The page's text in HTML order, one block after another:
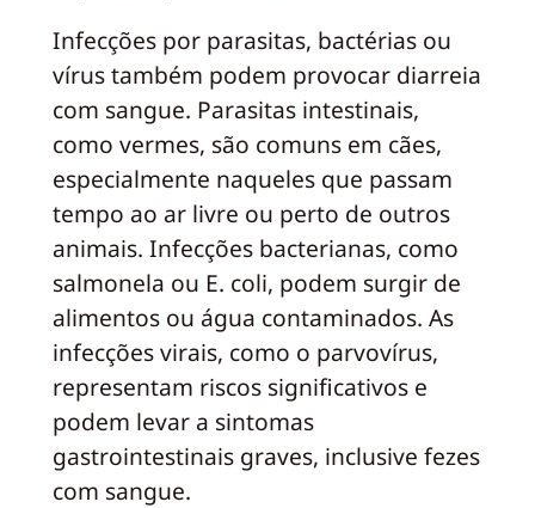
Infecções por parasitas, bactérias ou
vírus também podem provocar diarreia
com sangue. Parasitas intestinais,
como vermes, são comuns em cães,
especialmente naqueles que passam
tempo ao ar livre ou perto de outros
animais. Infecções bacterianas, como
salmonela ou E. coli, podem surgir de
alimentos ou água contaminados. As
infecções virais, como o parvovírus,
representam riscos significativos e
podem levar a sintomas
gastrointestinais graves, inclusive fezes
com sangue.